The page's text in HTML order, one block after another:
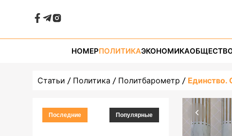
НОМЕРПОЛИТИКАЭКОНОМИКА
Статьи Политика Политбарометр Единство.
Последние Популярные